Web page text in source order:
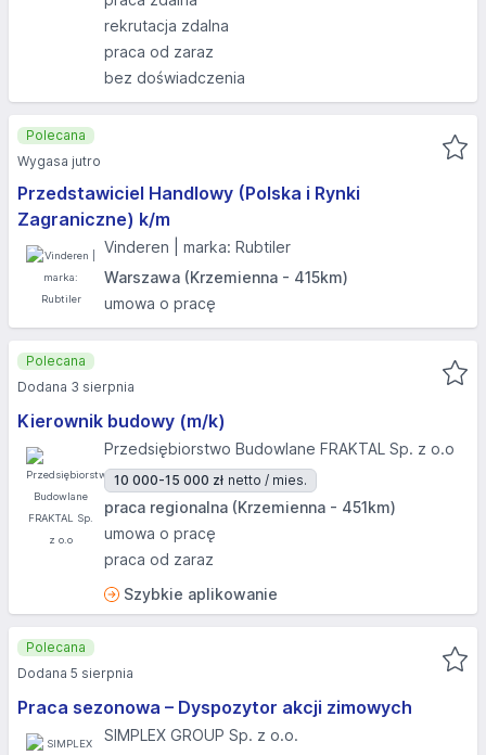
rekrutacja zdalna
praca od zaraz
bez doświadczenia
Przedstawiciel Handlowy (Polska i Rynki
Zagraniczne) k/m
Vinderen | marka: Rubtiler
Warszawa (Krzemienna - 415km)
umowa o pracę
Polecana
Wygasa jutro
Kierownik budowy (m/k)
Przedsiębiorstwo Budowlane FRAKTAL Sp. z o.o
10 000-15 000 zł netto / mies.
praca regionalna (Krzemienna - 451km)
umowa o pracę
praca od zaraz
Szybkie aplikowanie
Polecana
Dodana 3 sierpnia
Praca sezonowa – Dyspozytor akcji zimowych
SIMPLEX GROUP Sp. z o.o.
Polecana
Dodana 5 sierpnia